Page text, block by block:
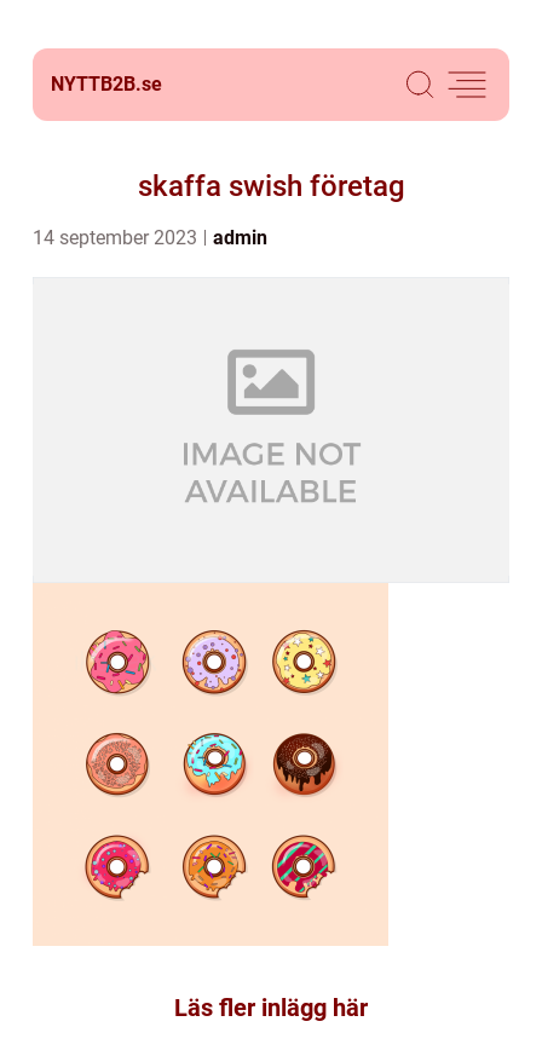
NYTTB2B.se
skaffa swish företag
14 september 2023 admin
Läs fler inlägg här